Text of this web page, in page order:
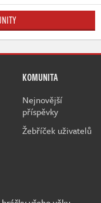
KOMUNITA
Nejnovější
příspěvky
Žebříček uživatelů